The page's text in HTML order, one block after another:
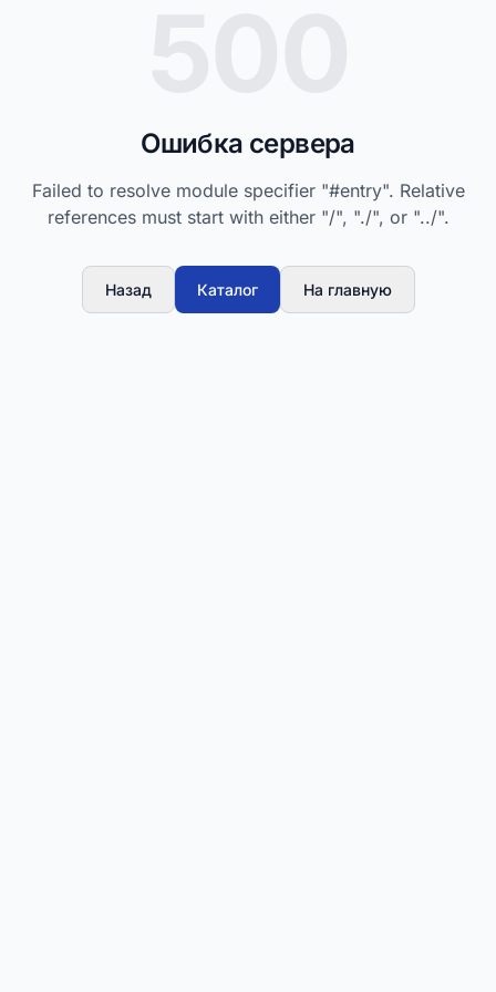
Ошибка сервера
Failed to resolve module specifier "#entry". Relative
references must start with either "/", "./", or "../".
Назад Каталог На главную